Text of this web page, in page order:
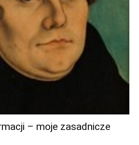
– moje zasadnicze